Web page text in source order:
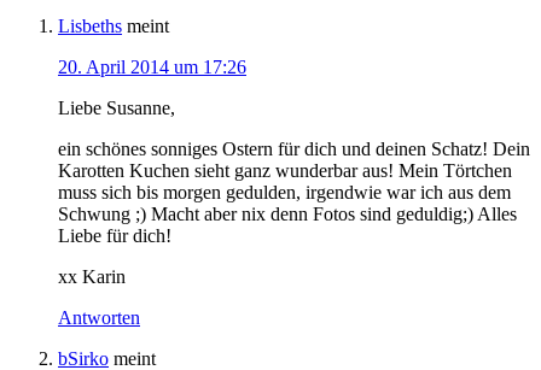
Lisbeths meint
20. April 2014 um 17:26
Liebe Susanne,
ein schönes sonniges Ostern für dich und deinen Schatz! Dein
Karotten Kuchen sieht ganz wunderbar aus! Mein Törtchen
muss sich bis morgen gedulden, irgendwie war ich aus dem
Schwung ;) Macht aber nix denn Fotos sind geduldig;) Alles
Liebe für dich!
xx Karin
Antworten
bSirko meint